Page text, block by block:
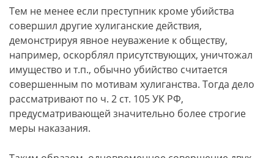
Тем не менее если преступник кроме убийства
совершил другие хулиганские действия,
демонстрируя явное неуважение к обществу,
например, оскорблял присутствующих, уничтожал
имущество и т.п., обычно убийство считается
совершенным по мотивам хулиганства. Тогда дело
рассматривают по ч. 2 ст. 105 УК РФ,
предусматривающей значительно более строгие
меры наказания.